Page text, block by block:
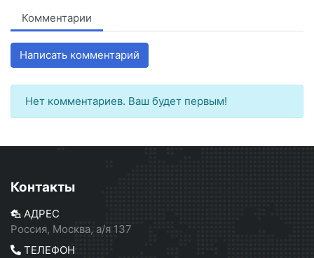
Комментарии
Написать комментарий
Нет комментариев. Ваш будет первым!
Контакты
АДРЕС
Россия, Москва, а/я 137
ТЕЛЕФОН